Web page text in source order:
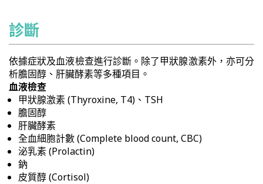
診斷
依據症狀及血液檢查進行診斷。除了甲狀腺激素外，亦可分
析膽固醇、肝臟酵素等多種項目。
血液檢查
甲狀腺激素 (Thyroxine, T4)、TSH
膽固醇
肝臟酵素
全血細胞計數 (Complete blood count, CBC)
泌乳素 (Prolactin)
鈉
皮質醇 (Cortisol)